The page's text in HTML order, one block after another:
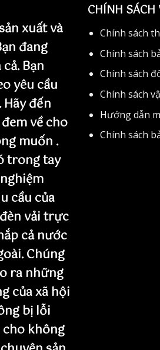
xuất và
đang
Bạn
yêu cầu
đến
về cho
muốn .
trong tay
cầu của
vải trực
cả nước
Chúng
ra những
của xã hội
bị lỗi
không
CHÍNH
Chính sách
Chính sách
Chính sách
Chính sách
Hướng dẫn
Chính sách